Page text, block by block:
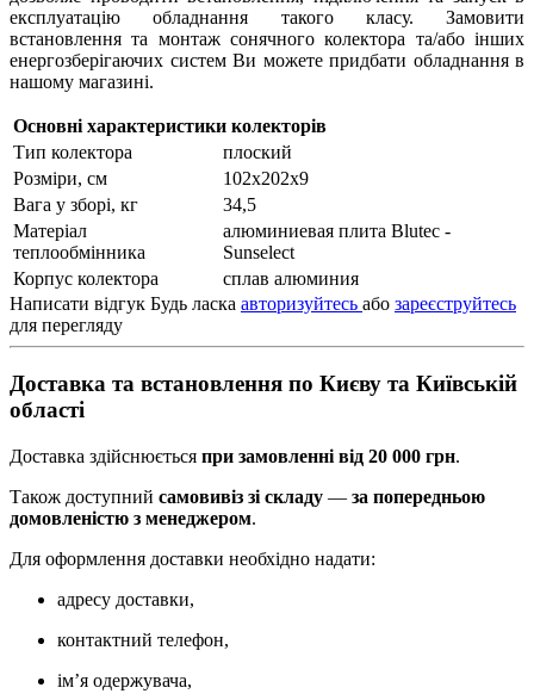
експлуатацію обладнання такого класу. Замовити
встановлення та монтаж сонячного колектора та/або інших
енергозберігаючих систем Ви можете придбати обладнання в
нашому магазині.
Основні характеристики колекторів
Тип колектора
плоский
Розміри, см
102х202х9
Вага у зборі, кг
34,5
Матеріал
теплообмінника
алюминиевая плита Blutec -
Sunselect
Корпус колектора
сплав алюминия
Написати відгук Будь ласка авторизуйтесь або зареєструйтесь
для перегляду
Доставка та встановлення по Києву та Київській
області
Доставка здійснюється при замовленні від 20 000 грн.
Також доступний самовивіз зі складу — за попередньою
домовленістю з менеджером.
Для оформлення доставки необхідно надати:
адресу доставки,
контактний телефон,
ім’я одержувача,